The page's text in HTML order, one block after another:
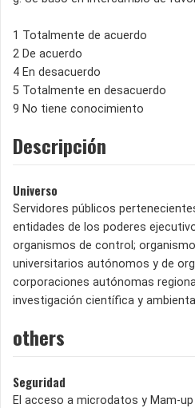
1 Totalmente de acuerdo
2 De acuerdo
4 En desacuerdo
5 Totalmente en desacuerdo
9 No tiene conocimiento
Descripción
Universo
Servidores públicos
entidades de los poderes
organismos de control;
universitarios autónomos y de
corporaciones autónomas
investigación científica y
others
Seguridad
El acceso a microdatos y Mam-